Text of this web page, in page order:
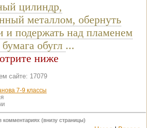
цилиндр,
металлом, обернуть
и подержать над пламенем
обугл ...
ниже
сайте: 17079
7-9 классы
комментариях (внизу страницы)